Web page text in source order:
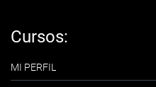
Cursos:
MI PERFIL